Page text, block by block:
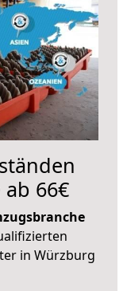
66€
in Würzburg